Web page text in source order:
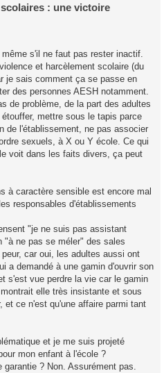
: une victoire
s'il ne faut pas rester inactif.
et harcèlement scolaire (du
je sais comment ça se passe en
des personnes AESH notamment.
de problème, de la part des adultes
mettre sous le tapis parce
de l'établissement, ne pas associer
sexuels, à X ou Y école. Ce qui
voit dans les faits divers, ça peut
à caractère sensible est encore mal
responsables d'établissements
"je ne suis pas assistant
"à ne pas se méler" des sales
car oui, les adultes aussi ont
a demandé à une gamin d'ouvrir son
s'est vue perdre la vie car le gamin
elle très insistante et sous
et ce n'est qu'une affaire parmi tant
et je me suis projeté
mon enfant à l'école ?
? Non. Assurément pas.